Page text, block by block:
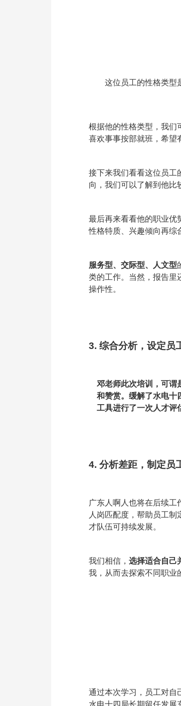
这位员工的性格类型
根据他的性格类型，我们
喜欢事事按部就班，希望
接下来我们看看这位员工
向，我们可以了解到他比
最后再来看看他的职业优
性格特质、兴趣倾向再综
服务型、交际型、人文型
类的工作。当然，报告里
操作性。
3. 综合分析，设定员
邓老师此次培训，可谓
和赞赏。缓解了水电十
工具进行了一次人才评
4. 分析差距，制定员
广东人啊人也将在后续工
人岗匹配度，帮助员工
才队伍可持续发展。
我们相信， 选择适合自己
我，从而去探索不同职业
通过本次学习，员工对自
水电十四局长期留任发展